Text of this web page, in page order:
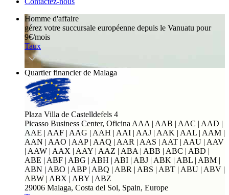
Homme d'affaire
gérez votre succursale européenne depuis le Vanuatu pour
9€/mois
Taux
Quartier financier de Malaga
Plaza Villa de Castelldefels 4
Picasso Business Center, Oficina AAA | AAB | AAC | AAD |
AAE | AAF | AAG | AAH | AAI | AAJ | AAK | AAL | AAM |
AAN | AAO | AAP | AAQ | AAR | AAS | AAT | AAU | AAV
| AAW | AAX | AAY | AAZ | ABA | ABB | ABC | ABD |
ABE | ABF | ABG | ABH | ABI | ABJ | ABK | ABL | ABM |
ABN | ABO | ABP | ABQ | ABR | ABS | ABT | ABU | ABV |
ABW | ABX | ABY | ABZ
29006 Malaga, Costa del Sol, Spain, Europe